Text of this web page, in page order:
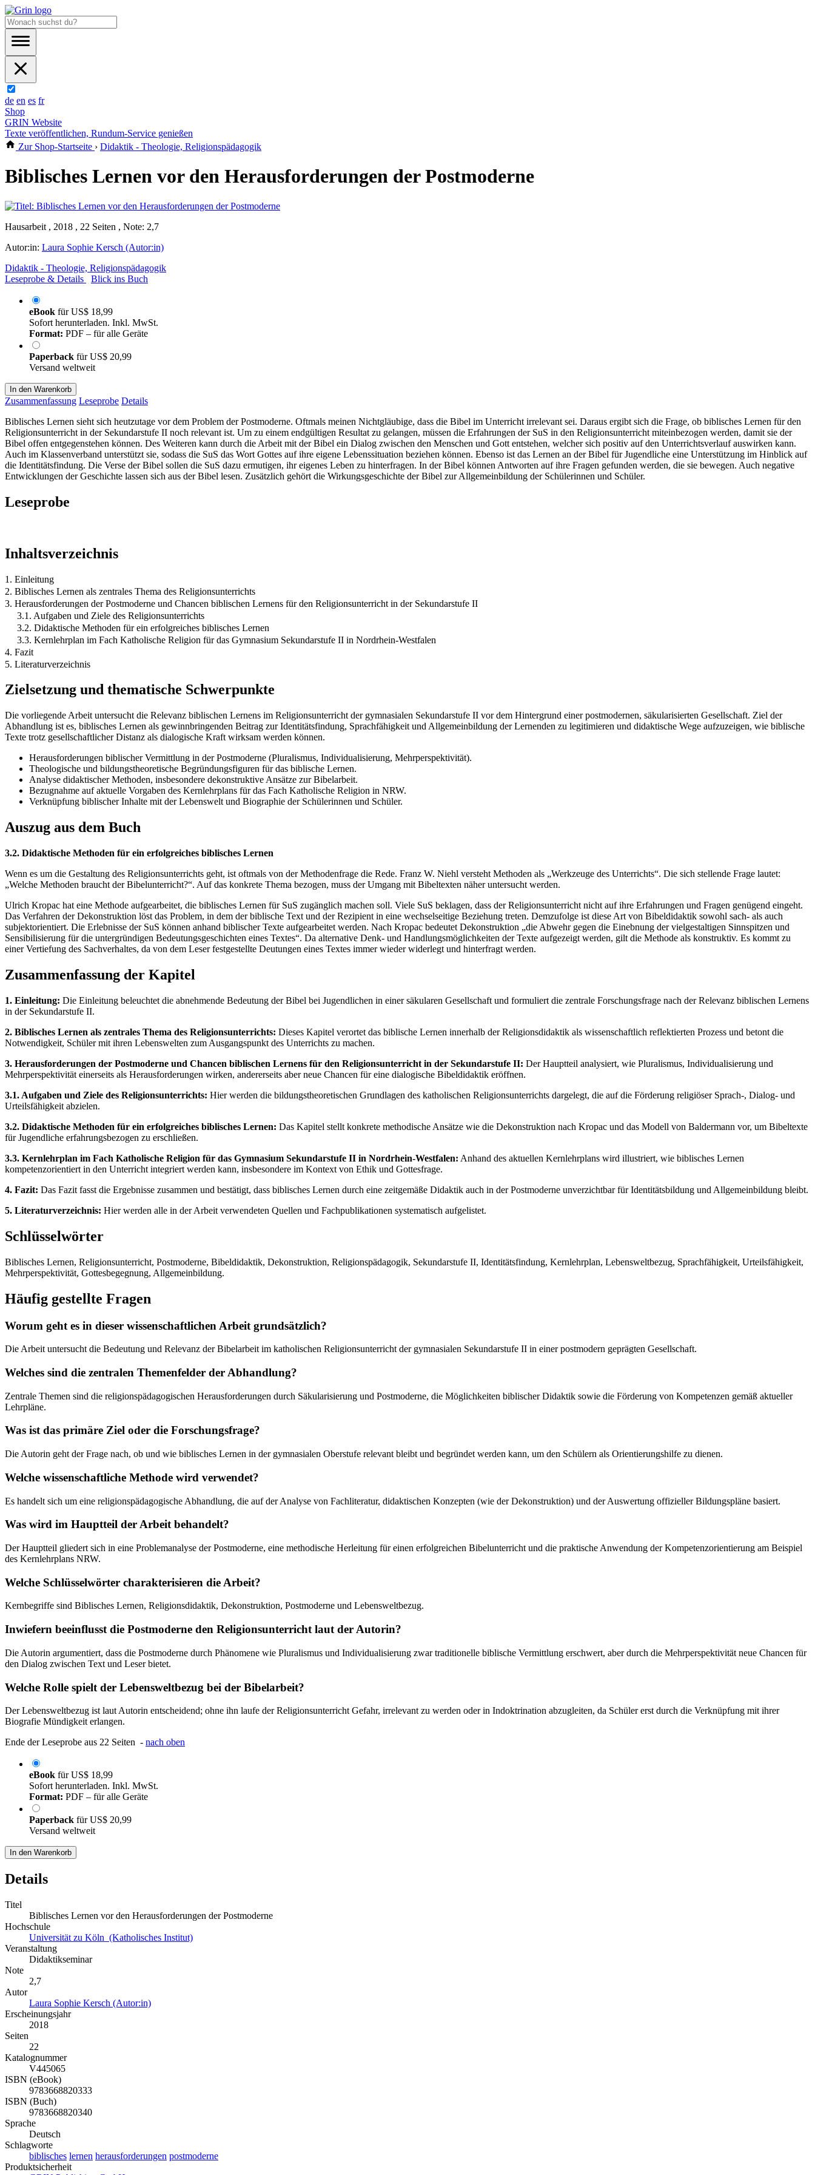
de en es fr
Shop
GRIN Website
Texte veröffentlichen, Rundum-Service genießen
Zur Shop-Startseite › Didaktik - Theologie, Religionspädagogik
Biblisches Lernen vor den Herausforderungen der Postmoderne
Hausarbeit , 2018 , 22 Seiten , Note: 2,7
Autor:in: Laura Sophie Kersch (Autor:in)
Didaktik - Theologie, Religionspädagogik
Leseprobe & Details
Blick ins Buch
eBook fürUS$ 18,99
Sofort herunterladen. Inkl. MwSt.
Format: PDF – für alle Geräte
Paperback fürUS$ 20,99
Versand weltweit
In den Warenkorb
Zusammenfassung Leseprobe Details
Biblisches Lernen sieht sich heutzutage vor dem Problem der Postmoderne. Oftmals meinen Nichtgläubige, dass die Bibel im Unterricht irrelevant sei. Daraus ergibt sich die Frage, ob biblisches Lernen für den
Religionsunterricht in der Sekundarstufe II noch relevant ist. Um zu einem endgültigen Resultat zu gelangen, müssen die Erfahrungen der SuS in den Religionsunterricht miteinbezogen werden, damit sie der
Bibel offen entgegenstehen können. Des Weiteren kann durch die Arbeit mit der Bibel ein Dialog zwischen den Menschen und Gott entstehen, welcher sich positiv auf den Unterrichtsverlauf auswirken kann.
Auch im Klassenverband unterstützt sie, sodass die SuS das Wort Gottes auf ihre eigene Lebenssituation beziehen können. Ebenso ist das Lernen an der Bibel für Jugendliche eine Unterstützung im Hinblick auf
die Identitätsfindung. Die Verse der Bibel sollen die SuS dazu ermutigen, ihr eigenes Leben zu hinterfragen. In der Bibel können Antworten auf ihre Fragen gefunden werden, die sie bewegen. Auch negative
Entwicklungen der Geschichte lassen sich aus der Bibel lesen. Zusätzlich gehört die Wirkungsgeschichte der Bibel zur Allgemeinbildung der Schülerinnen und Schüler.
Leseprobe
Inhaltsverzeichnis
1. Einleitung
2. Biblisches Lernen als zentrales Thema des Religionsunterrichts
3. Herausforderungen der Postmoderne und Chancen biblischen Lernens für den Religionsunterricht in der Sekundarstufe II
3.1. Aufgaben und Ziele des Religionsunterrichts
3.2. Didaktische Methoden für ein erfolgreiches biblisches Lernen
3.3. Kernlehrplan im Fach Katholische Religion für das Gymnasium Sekundarstufe II in Nordrhein-Westfalen
4. Fazit
5. Literaturverzeichnis
Zielsetzung und thematische Schwerpunkte
Die vorliegende Arbeit untersucht die Relevanz biblischen Lernens im Religionsunterricht der gymnasialen Sekundarstufe II vor dem Hintergrund einer postmodernen, säkularisierten Gesellschaft. Ziel der
Abhandlung ist es, biblisches Lernen als gewinnbringenden Beitrag zur Identitätsfindung, Sprachfähigkeit und Allgemeinbildung der Lernenden zu legitimieren und didaktische Wege aufzuzeigen, wie biblische
Texte trotz gesellschaftlicher Distanz als dialogische Kraft wirksam werden können.
Herausforderungen biblischer Vermittlung in der Postmoderne (Pluralismus, Individualisierung, Mehrperspektivität).
Theologische und bildungstheoretische Begründungsfiguren für das biblische Lernen.
Analyse didaktischer Methoden, insbesondere dekonstruktive Ansätze zur Bibelarbeit.
Bezugnahme auf aktuelle Vorgaben des Kernlehrplans für das Fach Katholische Religion in NRW.
Verknüpfung biblischer Inhalte mit der Lebenswelt und Biographie der Schülerinnen und Schüler.
Auszug aus dem Buch
3.2. Didaktische Methoden für ein erfolgreiches biblisches Lernen
Wenn es um die Gestaltung des Religionsunterrichts geht, ist oftmals von der Methodenfrage die Rede. Franz W. Niehl versteht Methoden als „Werkzeuge des Unterrichts“. Die sich stellende Frage lautet:
„Welche Methoden braucht der Bibelunterricht?“. Auf das konkrete Thema bezogen, muss der Umgang mit Bibeltexten näher untersucht werden.
Ulrich Kropac hat eine Methode aufgearbeitet, die biblisches Lernen für SuS zugänglich machen soll. Viele SuS beklagen, dass der Religionsunterricht nicht auf ihre Erfahrungen und Fragen genügend eingeht.
Das Verfahren der Dekonstruktion löst das Problem, in dem der biblische Text und der Rezipient in eine wechselseitige Beziehung treten. Demzufolge ist diese Art von Bibeldidaktik sowohl sach- als auch
subjektorientiert. Die Erlebnisse der SuS können anhand biblischer Texte aufgearbeitet werden. Nach Kropac bedeutet Dekonstruktion „die Abwehr gegen die Einebnung der vielgestaltigen Sinnspitzen und
Sensibilisierung für die untergründigen Bedeutungsgeschichten eines Textes“. Da alternative Denk- und Handlungsmöglichkeiten der Texte aufgezeigt werden, gilt die Methode als konstruktiv. Es kommt zu
einer Vertiefung des Sachverhaltes, da von dem Leser festgestellte Deutungen eines Textes immer wieder widerlegt und hinterfragt werden.
Zusammenfassung der Kapitel
1. Einleitung: Die Einleitung beleuchtet die abnehmende Bedeutung der Bibel bei Jugendlichen in einer säkularen Gesellschaft und formuliert die zentrale Forschungsfrage nach der Relevanz biblischen Lernens
in der Sekundarstufe II.
2. Biblisches Lernen als zentrales Thema des Religionsunterrichts: Dieses Kapitel verortet das biblische Lernen innerhalb der Religionsdidaktik als wissenschaftlich reflektierten Prozess und betont die
Notwendigkeit, Schüler mit ihren Lebenswelten zum Ausgangspunkt des Unterrichts zu machen.
3. Herausforderungen der Postmoderne und Chancen biblischen Lernens für den Religionsunterricht in der Sekundarstufe II: Der Hauptteil analysiert, wie Pluralismus, Individualisierung und
Mehrperspektivität einerseits als Herausforderungen wirken, andererseits aber neue Chancen für eine dialogische Bibeldidaktik eröffnen.
3.1. Aufgaben und Ziele des Religionsunterrichts: Hier werden die bildungstheoretischen Grundlagen des katholischen Religionsunterrichts dargelegt, die auf die Förderung religiöser Sprach-, Dialog- und
Urteilsfähigkeit abzielen.
3.2. Didaktische Methoden für ein erfolgreiches biblisches Lernen: Das Kapitel stellt konkrete methodische Ansätze wie die Dekonstruktion nach Kropac und das Modell von Baldermann vor, um Bibeltexte
für Jugendliche erfahrungsbezogen zu erschließen.
3.3. Kernlehrplan im Fach Katholische Religion für das Gymnasium Sekundarstufe II in Nordrhein-Westfalen: Anhand des aktuellen Kernlehrplans wird illustriert, wie biblisches Lernen
kompetenzorientiert in den Unterricht integriert werden kann, insbesondere im Kontext von Ethik und Gottesfrage.
4. Fazit: Das Fazit fasst die Ergebnisse zusammen und bestätigt, dass biblisches Lernen durch eine zeitgemäße Didaktik auch in der Postmoderne unverzichtbar für Identitätsbildung und Allgemeinbildung bleibt.
5. Literaturverzeichnis: Hier werden alle in der Arbeit verwendeten Quellen und Fachpublikationen systematisch aufgelistet.
Schlüsselwörter
Biblisches Lernen, Religionsunterricht, Postmoderne, Bibeldidaktik, Dekonstruktion, Religionspädagogik, Sekundarstufe II, Identitätsfindung, Kernlehrplan, Lebensweltbezug, Sprachfähigkeit, Urteilsfähigkeit,
Mehrperspektivität, Gottesbegegnung, Allgemeinbildung.
Häufig gestellte Fragen
Worum geht es in dieser wissenschaftlichen Arbeit grundsätzlich?
Die Arbeit untersucht die Bedeutung und Relevanz der Bibelarbeit im katholischen Religionsunterricht der gymnasialen Sekundarstufe II in einer postmodern geprägten Gesellschaft.
Welches sind die zentralen Themenfelder der Abhandlung?
Zentrale Themen sind die religionspädagogischen Herausforderungen durch Säkularisierung und Postmoderne, die Möglichkeiten biblischer Didaktik sowie die Förderung von Kompetenzen gemäß aktueller
Lehrpläne.
Was ist das primäre Ziel oder die Forschungsfrage?
Die Autorin geht der Frage nach, ob und wie biblisches Lernen in der gymnasialen Oberstufe relevant bleibt und begründet werden kann, um den Schülern als Orientierungshilfe zu dienen.
Welche wissenschaftliche Methode wird verwendet?
Es handelt sich um eine religionspädagogische Abhandlung, die auf der Analyse von Fachliteratur, didaktischen Konzepten (wie der Dekonstruktion) und der Auswertung offizieller Bildungspläne basiert.
Was wird im Hauptteil der Arbeit behandelt?
Der Hauptteil gliedert sich in eine Problemanalyse der Postmoderne, eine methodische Herleitung für einen erfolgreichen Bibelunterricht und die praktische Anwendung der Kompetenzorientierung am Beispiel
des Kernlehrplans NRW.
Welche Schlüsselwörter charakterisieren die Arbeit?
Kernbegriffe sind Biblisches Lernen, Religionsdidaktik, Dekonstruktion, Postmoderne und Lebensweltbezug.
Inwiefern beeinflusst die Postmoderne den Religionsunterricht laut der Autorin?
Die Autorin argumentiert, dass die Postmoderne durch Phänomene wie Pluralismus und Individualisierung zwar traditionelle biblische Vermittlung erschwert, aber durch die Mehrperspektivität neue Chancen für
den Dialog zwischen Text und Leser bietet.
Welche Rolle spielt der Lebensweltbezug bei der Bibelarbeit?
Der Lebensweltbezug ist laut Autorin entscheidend; ohne ihn laufe der Religionsunterricht Gefahr, irrelevant zu werden oder in Indoktrination abzugleiten, da Schüler erst durch die Verknüpfung mit ihrer
Biografie Mündigkeit erlangen.
Ende der Leseprobe aus 22 Seiten - nach oben
eBook fürUS$ 18,99
Sofort herunterladen. Inkl. MwSt.
Format: PDF – für alle Geräte
Paperback fürUS$ 20,99
Versand weltweit
In den Warenkorb
Details
Titel
Biblisches Lernen vor den Herausforderungen der Postmoderne
Hochschule
Universität zu Köln (Katholisches Institut)
Veranstaltung
Didaktikseminar
Note
2,7
Autor
Laura Sophie Kersch (Autor:in)
Erscheinungsjahr
2018
Seiten
22
Katalognummer
V445065
ISBN (eBook)
9783668820333
ISBN (Buch)
9783668820340
Sprache
Deutsch
Schlagworte
biblisches lernen herausforderungen postmoderne
Produktsicherheit